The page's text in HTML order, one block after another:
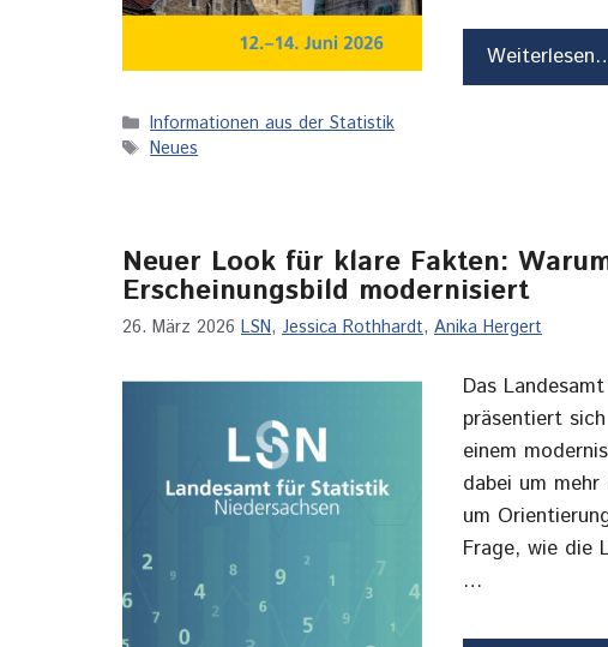
Kategorien
Informationen aus der Statistik
Schlagwörter
Neues
Neuer Look für klare Fakten:
Erscheinungsbild modernisiert
26. März 2026 LSN, Jessica Rothhardt, Anika Hergert
Das
präsentiert
einem
dabei um
um
Frage, wie die
…